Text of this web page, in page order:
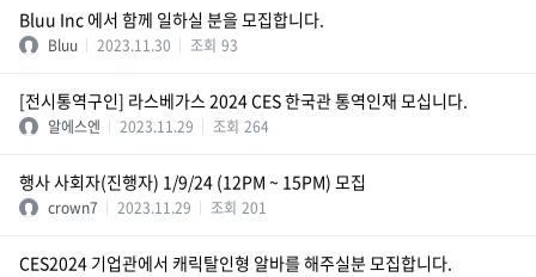
Bluu Inc 에서 함께 일하실 분을 모집합니다.
Bluu 2023.11.30 조회 93
[전시통역구인] 라스베가스 2024 CES 한국관 통역인재 모십니다.
알에스엔 2023.11.29 조회 264
행사 사회자(진행자) 1/9/24 (12PM ~ 15PM) 모집
crown7 2023.11.29 조회 201
CES2024 기업관에서 캐릭탈인형 알바를 해주실분 모집합니다.